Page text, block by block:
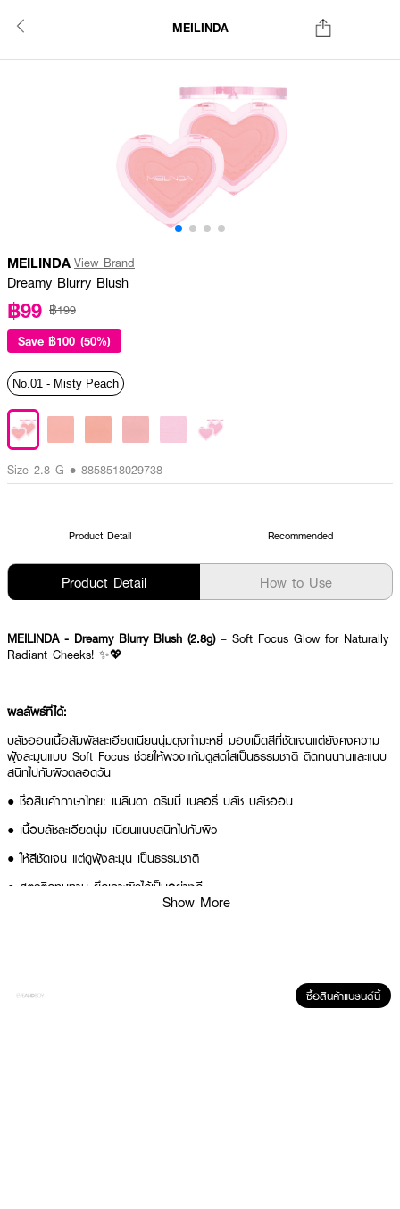
MEILINDA
MEILINDA View Brand
Dreamy Blurry Blush
฿99 ฿199
Save ฿100 (50%)
No.01 - Misty Peach
Size 2.8 G • 8858518029738
Product Detail Recommended
Product Detail How to Use
MEILINDA - Dreamy Blurry Blush (2.8g) – Soft Focus Glow for Naturally
Radiant Cheeks! ✨💖
ผลลัพธ์ที่ได้:
บลัชออนเนื้อสัมผัสละเอียดเนียนนุ่มดุจกำมะหยี่ มอบเม็ดสีที่ชัดเจนแต่ยังคงความ
ฟุ้งละมุนแบบ Soft Focus ช่วยให้พวงแก้มดูสดใสเป็นธรรมชาติ ติดทนนานและแนบ
สนิทไปกับผิวตลอดวัน
● ชื่อสินค้าภาษาไทย: เมลินดา ดรีมมี่ เบลอรี่ บลัช บลัชออน
● เนื้อบลัชละเอียดนุ่ม เนียนแนบสนิทไปกับผิว
● ให้สีชัดเจน แต่ดูฟุ้งละมุน เป็นธรรมชาติ
● สูตรติดทนทาน ยึดเกาะผิวได้เป็นอย่างดี
Show More
ซื้อสินค้าแบรนด์นี้